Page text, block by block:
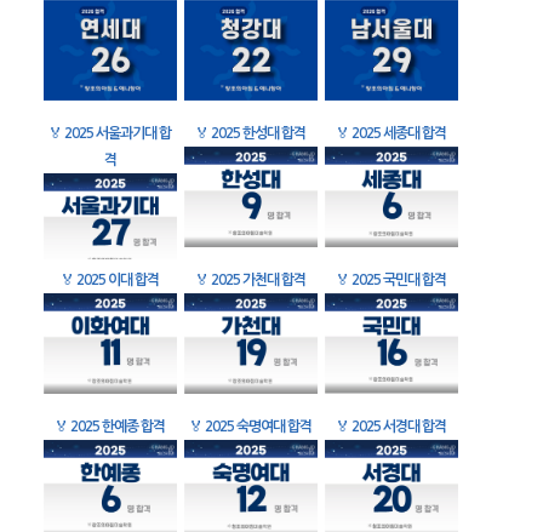
🏅 2025 서울과기대 합
격
🏅 2025 한성대 합격 🏅 2025 세종대 합격
🏅 2025 이대 합격 🏅 2025 가천대 합격 🏅 2025 국민대 합격
🏅 2025 한예종 합격 🏅 2025 숙명여대 합격 🏅 2025 서경대 합격